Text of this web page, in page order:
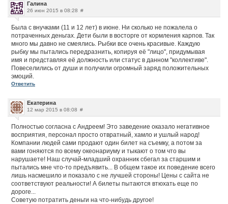
Галина
26 июн 2015 в 08:28 #
Была с внучками (11 и 12 лет) в июне. Ни сколько не пожалела о
потраченных деньгах. Дети были в восторге от кормления карпов. Так
много мы давно не смеялись. Рыбки все очень красивые. Каждую
рыбку мы пытались передразнить, копируя её "лицо", придумывая
имя и представляя её должность или статус в данном "коллективе".
Повеселились от души и получили огромный заряд положительных
эмоций.
Ответить
Екатерина
12 мар 2015 в 08:08 #
Полностью согласна с Андреем! Это заведение оказало негативное
восприятия, персонал просто отвратный, хамло и ушлый народ!
Компании людей сами продают один билет на съемку, а потом за
вами гоняются по всему океонариуму и тыкают о том что вы
нарушаете! Наш случай-младший охранник сбегал за старшим и
пытались мне что-то предъявить... В общем такое их поведение всего
лишь насмешило и показало с не лучшей стороны! Цены с сайта не
соответствуют реальности! А билеты пытаются втюхать еще по
дороге...
Советую потратить деньги на что-нибудь другое!